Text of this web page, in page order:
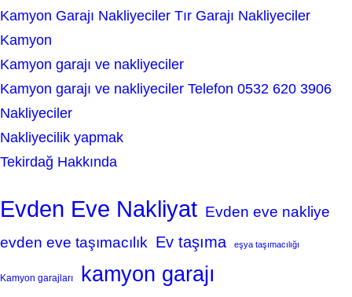
Kamyon Garajı Nakliyeciler Tır Garajı Nakliyeciler
Kamyon
Kamyon garajı ve nakliyeciler
Kamyon garajı ve nakliyeciler Telefon 0532 620 3906
Nakliyeciler
Nakliyecilik yapmak
Tekirdağ Hakkında
Evden Eve Nakliyat Evden eve nakliye
evden eve taşımacılık Ev taşıma eşya taşımacılığı
Kamyon garajları kamyon garajı